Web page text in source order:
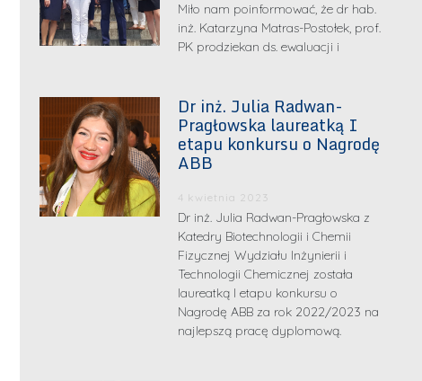
Miło nam poinformować, że dr hab.
inż. Katarzyna Matras-Postołek, prof.
PK prodziekan ds. ewaluacji i
Dr inż. Julia Radwan-
Pragłowska laureatką I
etapu konkursu o Nagrodę
ABB
4 kwietnia 2023
Dr inż. Julia Radwan-Pragłowska z
Katedry Biotechnologii i Chemii
Fizycznej Wydziału Inżynierii i
Technologii Chemicznej została
laureatką I etapu konkursu o
Nagrodę ABB za rok 2022/2023 na
najlepszą pracę dyplomową.